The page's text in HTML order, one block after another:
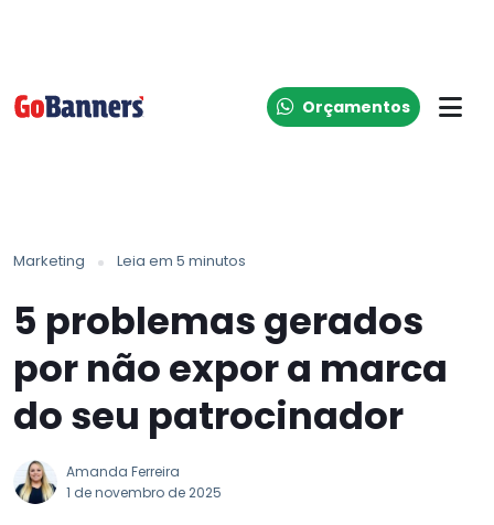
Orçamentos
Marketing Leia em 5 minutos
5 problemas gerados
por não expor a marca
do seu patrocinador
Amanda Ferreira
1 de novembro de 2025